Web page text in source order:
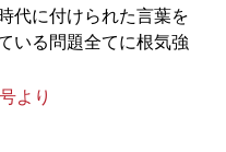
代に付けられた言葉を
いる問題全てに根気強
より